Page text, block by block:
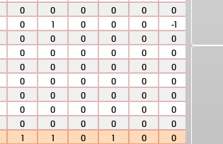
0 0 0 0 0 0
0 1 0 0 0 -1
0 0 0 0 0 0
0 0 0 0 0 0
0 0 0 0 0 0
0 0 0 0 0 0
0 0 0 0 0 0
0 0 0 0 0 0
0 0 0 0 0 0
1 1 0 1 0 0